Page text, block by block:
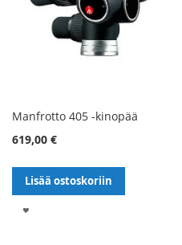
Manfrotto 405 -kinopää
619,00 €
Lisää ostoskoriin